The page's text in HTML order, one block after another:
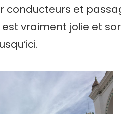
conducteurs et
vraiment jolie et